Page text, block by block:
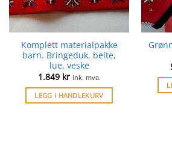
Komplett materialpakke
barn. Bringeduk, belte,
lue, veske
1.849 kr ink. mva.
LEGG I HANDLEKURV